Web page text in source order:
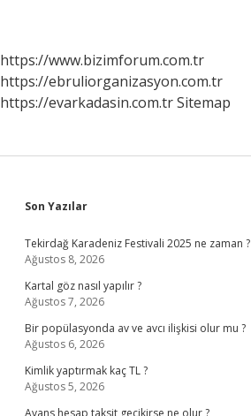
https://www.bizimforum.com.tr
https://ebruliorganizasyon.com.tr
https://evarkadasin.com.trSitemap
Sidebar
Son Yazılar
Tekirdağ Karadeniz Festivali 2025 ne zaman ?
Ağustos 8, 2026
Kartal göz nasıl yapılır ?
Ağustos 7, 2026
Bir popülasyonda av ve avcı ilişkisi olur mu ?
Ağustos 6, 2026
Kimlik yaptırmak kaç TL ?
Ağustos 5, 2026
Avans hesap taksit gecikirse ne olur ?